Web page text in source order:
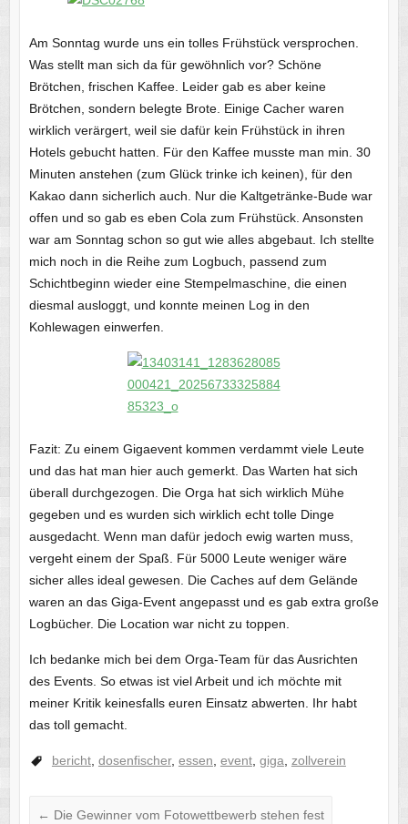
Am Sonntag wurde uns ein tolles Frühstück versprochen.
Was stellt man sich da für gewöhnlich vor? Schöne
Brötchen, frischen Kaffee. Leider gab es aber keine
Brötchen, sondern belegte Brote. Einige Cacher waren
wirklich verärgert, weil sie dafür kein Frühstück in ihren
Hotels gebucht hatten. Für den Kaffee musste man min. 30
Minuten anstehen (zum Glück trinke ich keinen), für den
Kakao dann sicherlich auch. Nur die Kaltgetränke-Bude war
offen und so gab es eben Cola zum Frühstück. Ansonsten
war am Sonntag schon so gut wie alles abgebaut. Ich stellte
mich noch in die Reihe zum Logbuch, passend zum
Schichtbeginn wieder eine Stempelmaschine, die einen
diesmal ausloggt, und konnte meinen Log in den
Kohlewagen einwerfen.
Fazit: Zu einem Gigaevent kommen verdammt viele Leute
und das hat man hier auch gemerkt. Das Warten hat sich
überall durchgezogen. Die Orga hat sich wirklich Mühe
gegeben und es wurden sich wirklich echt tolle Dinge
ausgedacht. Wenn man dafür jedoch ewig warten muss,
vergeht einem der Spaß. Für 5000 Leute weniger wäre
sicher alles ideal gewesen. Die Caches auf dem Gelände
waren an das Giga-Event angepasst und es gab extra große
Logbücher. Die Location war nicht zu toppen.
Ich bedanke mich bei dem Orga-Team für das Ausrichten
des Events. So etwas ist viel Arbeit und ich möchte mit
meiner Kritik keinesfalls euren Einsatz abwerten. Ihr habt
das toll gemacht.
bericht, dosenfischer, essen event, giga zollverein
← Die Gewinner vom Fotowettbewerb stehen fest